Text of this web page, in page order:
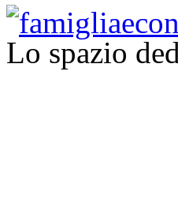
Lo spazio